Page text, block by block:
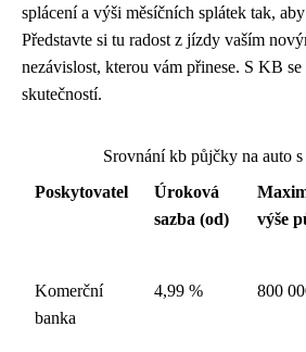
splácení a výši měsíčních splátek tak,
Představte si tu radost z jízdy vaším
nezávislost, kterou vám přinese. S KB se
skutečností.
Srovnání kb půjčky na auto
Poskytovatel
Úroková
sazba (od)
výše
Komerční
banka
4,99 % 800